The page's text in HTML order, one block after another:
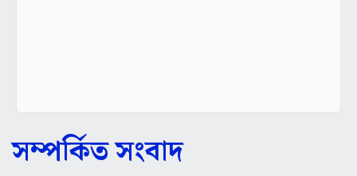
সম্পর্কিত সংবাদ